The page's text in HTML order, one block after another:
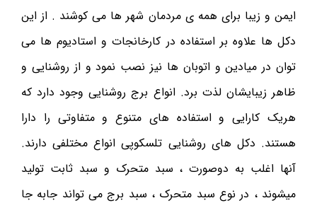
ایمن و زیبا برای همه ی مردمان شهر ها می کوشند . از این
دکل ها علاوه بر استفاده در کارخانجات و استادیوم ها می
توان در میادین و اتوبان ها نیز نصب نمود و از روشنایی و
ظاهر زیبایشان لذت برد. انواع برج روشنایی وجود دارد که
هریک کارایی و استفاده های متنوع و متفاوتی را دارا
هستند. دکل های روشنایی تلسکوپی انواع مختلفی دارند.
آنها اغلب به دوصورت ، سبد متحرک و سبد ثابت تولید
میشوند ، در نوع سبد متحرک ، سبد برج می تواند جابه جا